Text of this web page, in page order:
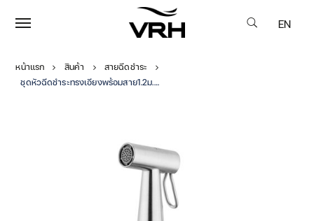
EN
หน้าแรก สินค้า
สายฉีดชำระ
ชุดหัวฉีดชำระทรงเอียงพร้อมสาย1.2ม.+ขายึด